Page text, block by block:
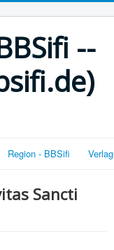
--
Region - BBSifi Verlag
Sancti